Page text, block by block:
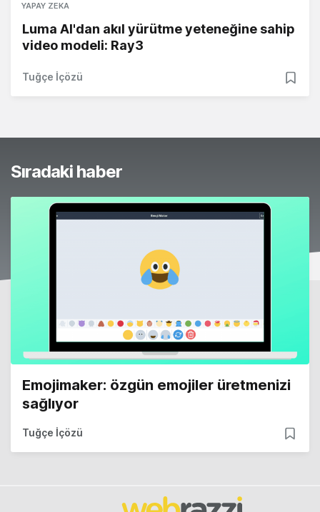
YAPAY ZEKA
Luma AI'dan akıl yürütme yeteneğine sahip
video modeli: Ray3
Tuğçe İçözü
Sıradaki haber
Emojimaker: özgün emojiler üretmenizi
sağlıyor
Tuğçe İçözü